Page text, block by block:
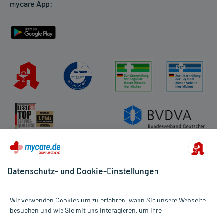
Rückgabe/Widerruf
mycare App:
Datenschutz- und Cookie-Einstellungen
Wir verwenden Cookies um zu erfahren, wann Sie unsere Webseite
besuchen und wie Sie mit uns interagieren, um Ihre